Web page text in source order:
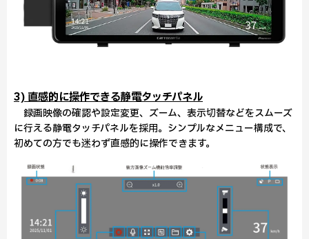
3) 直感的に操作できる静電タッチパネル
録画映像の確認や設定変更、ズーム、表示切替などをスムーズ
に行える静電タッチパネルを採用。シンプルなメニュー構成で、
初めての方でも迷わず直感的に操作できます。